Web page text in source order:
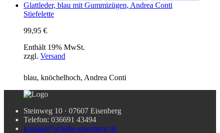
Stiefelette
99,95 €
Enthält 19% MwSt.
zzgl. Versand
blau, knöchelhoch, Andrea Conti
Steinweg 10 · 07607 Eisenberg
Telefon: 036691 43494
kontakt@schuhe-eisenberg.de